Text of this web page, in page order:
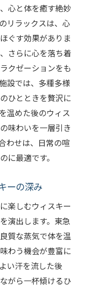
心と体を癒す絶妙
リラックスは、心
ぐす効果がありま
さらに心を落ち着
クゼーションをも
設では、多種多様
ひとときを贅沢に
温めた後のウィス
味わいを一層引き
わせは、日常の喧
に最適です。
ーの深み
楽しむウィスキー
演出します。東急
質な蒸気で体を温
わう機会が豊富に
い汗を流した後
がら一杯傾けるひ